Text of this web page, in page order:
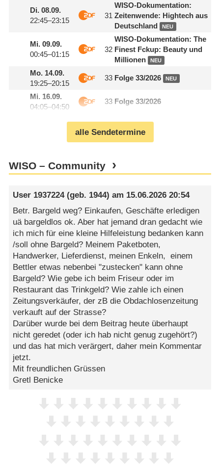
Di.08.09.
22:45–23:15
31
WISO-Dokumentation:
Zeitenwende: Hightech aus
Deutschland
NEU
Mi.09.09.
00:45–01:15
32
WISO-Dokumentation: The
Finest Fckup: Beauty und
Millionen
NEU
Mo.14.09.
19:25–20:15
33 Folge 33/​2026 NEU
Mi. 16.09.
04:05–04:50
33 Folge 33/​2026
alle Sendetermine
WISO – Community
User 1937224(geb. 1944) am 15.06.2026 20:54
Betr. Bargeld weg? Einkaufen, Geschäfte erledigen
uä bargeldlos ok. Aber hat jemand dran gedacht wie
ich mich für eine kleine Hilfeleistung bedanken kann
/soll ohne Bargeld? Meinem Paketboten,
Handwerker, Lieferdienst, meinen Enkeln, einem
Bettler etwas nebenbei "zustecken" kann ohne
Bargeld? Wie gebe ich beim Friseur oder im
Restaurant das Trinkgeld? Wie zahle ich einen
Zeitungsverkäufer, der zB die Obdachlosenzeitung
verkauft auf der Strasse?
Darüber wurde bei dem Beitrag heute überhaupt
nicht geredet (oder ich hab nicht genug zugehört?)
und das hat mich verärgert, daher mein Kommentar
jetzt.
Mit freundlichen Grüssen
Gretl Benicke